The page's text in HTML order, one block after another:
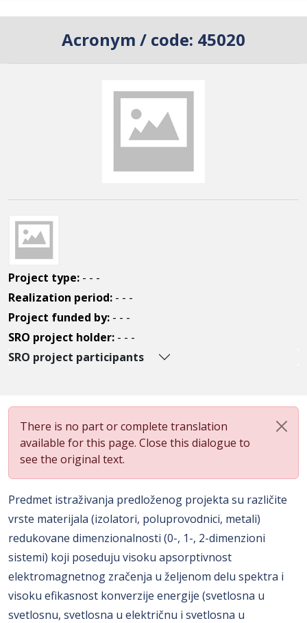
Acronym / code: 45020
Project type: - - -
Realization period: - - -
Project funded by: - - -
SRO project holder: - - -
SRO project participants
There is no part or complete translation
available for this page. Close this dialogue to
see the original text.
Predmet istraživanja predloženog projekta su različite
vrste materijala (izolatori, poluprovodnici, metali)
redukovane dimenzionalnosti (0-, 1-, 2-dimenzioni
sistemi) koji poseduju visoku apsorptivnost
elektromagnetnog zračenja u željenom delu spektra i
visoku efikasnost konverzije energije (svetlosna u
svetlosnu, svetlosna u električnu i svetlosna u